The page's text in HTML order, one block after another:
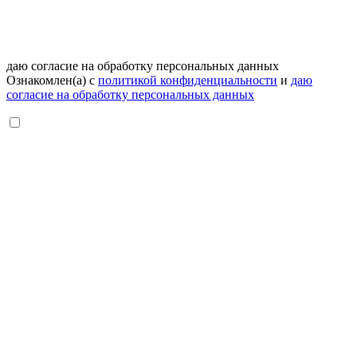
даю согласие на обработку персональных данных
Ознакомлен(а) с политикой конфиденциальности и даю
согласие на обработку персональных данных